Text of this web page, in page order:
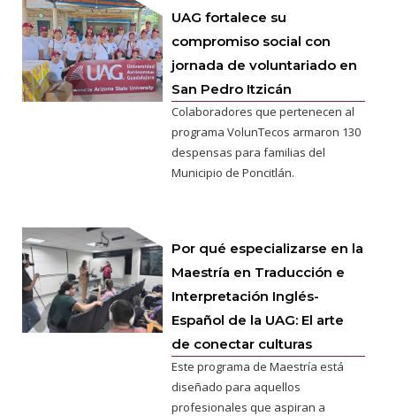
UAG fortalece su
compromiso social con
jornada de voluntariado en
San Pedro Itzicán
Colaboradores que pertenecen al
programa VolunTecos armaron 130
despensas para familias del
Municipio de Poncitlán.
Por qué especializarse en la
Maestría en Traducción e
Interpretación Inglés-
Español de la UAG: El arte
de conectar culturas
Este programa de Maestría está
diseñado para aquellos
profesionales que aspiran a